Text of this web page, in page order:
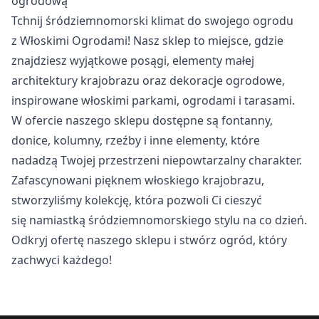
Tchnij śródziemnomorski klimat do swojego ogrodu
z Włoskimi Ogrodami! Nasz sklep to miejsce, gdzie
znajdziesz wyjątkowe posągi, elementy małej
architektury krajobrazu oraz dekoracje ogrodowe,
inspirowane włoskimi parkami, ogrodami i tarasami.
W ofercie naszego sklepu dostępne są fontanny,
donice, kolumny, rzeźby i inne elementy, które
nadadzą Twojej przestrzeni niepowtarzalny charakter.
Zafascynowani pięknem włoskiego krajobrazu,
stworzyliśmy kolekcję, która pozwoli Ci cieszyć
się namiastką śródziemnomorskiego stylu na co dzień.
Odkryj ofertę naszego sklepu i stwórz ogród, który
zachwyci każdego!
Pliki cookie dotyczące preferencji umożliwiają stronie
zapamiętanie informacji, które zmieniają wygląd lub
funkcjonowanie strony, np. preferowany język lub region, w
którym znajduje się użytkownik.
Statystyka
Statystyczne pliki cookie pomagają właścicielem stron
internetowych zrozumieć, w jaki sposób różni użytkownicy
zachowują się na stronie, gromadząc i zgłaszając
anonimowe informacje.
Marketing
Marketingowe pliki cookie stosowane są w celu śledzenia
użytkowników na stronach internetowych. Celem jest
wyświetlanie reklam, które są istotne i interesujące dla